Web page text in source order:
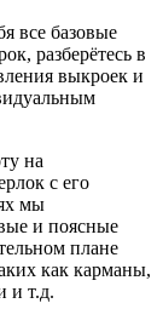
все базовые
разберётесь в
выкроек и
на
с его
мы
и поясные
плане
как карманы,
и т.д.